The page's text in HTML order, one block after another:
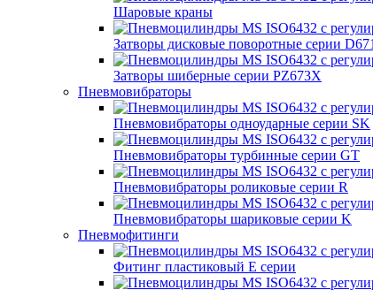
Шаровые краны
Затворы дисковые поворотные серии D671
Затворы шиберные серии PZ673X
Пневмовибраторы
Пневмовибраторы одноударные серии SK
Пневмовибраторы турбинные серии GT
Пневмовибраторы роликовые серии R
Пневмовибраторы шариковые серии K
Пневмофитинги
Фитинг пластиковый E серии